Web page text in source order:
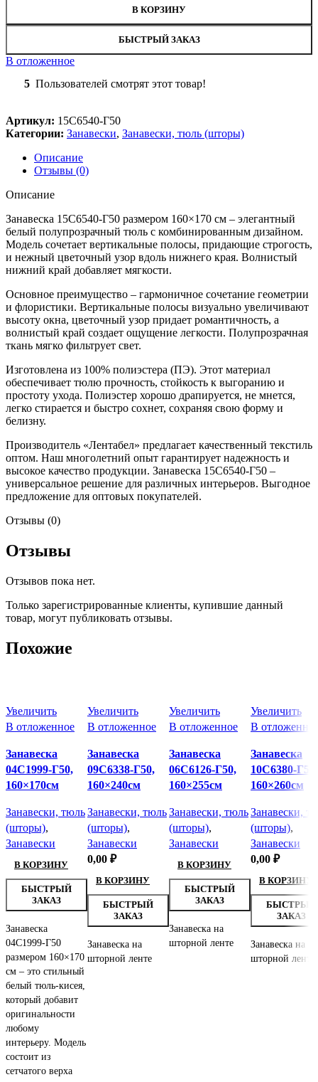
В КОРЗИНУ
БЫСТРЫЙ ЗАКАЗ
В отложенное
5 Пользователей смотрят этот товар!
Артикул: 15С6540-Г50
Категории: Занавески, Занавески, тюль (шторы)
Описание
Отзывы (0)
Описание
Занавеска 15С6540-Г50 размером 160×170 см – элегантный
белый полупрозрачный тюль с комбинированным дизайном.
Модель сочетает вертикальные полосы, придающие строгость,
и нежный цветочный узор вдоль нижнего края. Волнистый
нижний край добавляет мягкости.
Основное преимущество – гармоничное сочетание геометрии
и флористики. Вертикальные полосы визуально увеличивают
высоту окна, цветочный узор придает романтичность, а
волнистый край создает ощущение легкости. Полупрозрачная
ткань мягко фильтрует свет.
Изготовлена из 100% полиэстера (ПЭ). Этот материал
обеспечивает тюлю прочность, стойкость к выгоранию и
простоту ухода. Полиэстер хорошо драпируется, не мнется,
легко стирается и быстро сохнет, сохраняя свою форму и
белизну.
Производитель «Лентабел» предлагает качественный текстиль
оптом. Наш многолетний опыт гарантирует надежность и
высокое качество продукции. Занавеска 15С6540-Г50 –
универсальное решение для различных интерьеров. Выгодное
предложение для оптовых покупателей.
Отзывы (0)
Отзывы
Отзывов пока нет.
Только зарегистрированные клиенты, купившие данный
товар, могут публиковать отзывы.
Похожие
Увеличить
В отложенное
Занавеска
04С1999-Г50,
160×170см
Занавески, тюль
(шторы),
Занавески
В КОРЗИНУ
БЫСТРЫЙ
ЗАКАЗ
Занавеска
04С1999-Г50
размером 160×170
см – это стильный
белый тюль-кисея,
который добавит
оригинальности
любому
интерьеру. Модель
состоит из
сетчатого верха
Увеличить
В отложенное
Занавеска
09С6338-Г50,
160×240см
Занавески, тюль
(шторы),
Занавески
0,00 ₽
В КОРЗИНУ
БЫСТРЫЙ
ЗАКАЗ
Занавеска на
шторной ленте
Увеличить
В отложенное
Занавеска
06С6126-Г50,
160×255см
Занавески, тюль
(шторы),
Занавески
В КОРЗИНУ
БЫСТРЫЙ
ЗАКАЗ
Занавеска на
шторной ленте
Увеличить
В
Занавеска
10С6380-Г50,
160×260см
Занавески,
(шторы),
Занавески
0,00 ₽
В КОРЗИНУ
БЫСТРЫЙ
ЗАКАЗ
Занавеска на
шторной ленте